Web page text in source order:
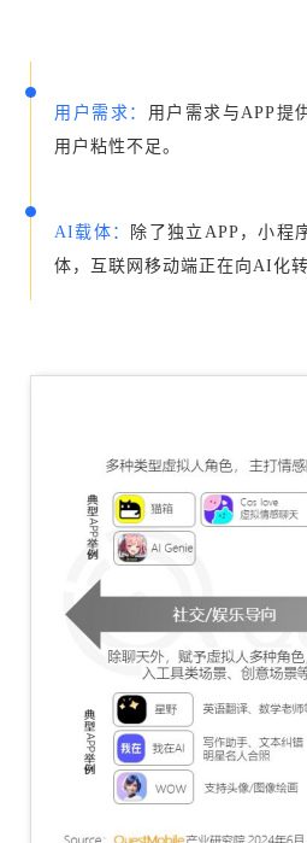
用户需求： 用户需求与APP提
用户粘性不足。
AI载体：
除了独立APP，小程
体，互联网移动端正在向AI化转